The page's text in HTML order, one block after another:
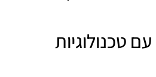
טכנולוגיות